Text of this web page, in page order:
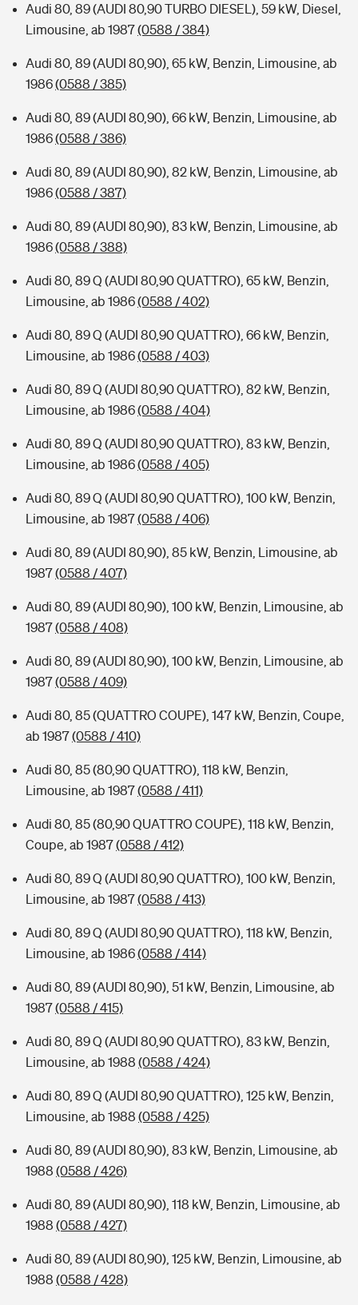
Audi 80, 89 (AUDI 80,90 TURBO DIESEL), 59 kW, Diesel,
Limousine, ab 1987(0588 / 384)
Audi 80, 89 (AUDI 80,90), 65 kW, Benzin, Limousine, ab
1986(0588 / 385)
Audi 80, 89 (AUDI 80,90), 66 kW, Benzin, Limousine, ab
1986(0588 / 386)
Audi 80, 89 (AUDI 80,90), 82 kW, Benzin, Limousine, ab
1986(0588 / 387)
Audi 80, 89 (AUDI 80,90), 83 kW, Benzin, Limousine, ab
1986(0588 / 388)
Audi 80, 89 Q (AUDI 80,90 QUATTRO), 65 kW, Benzin,
Limousine, ab 1986(0588 / 402)
Audi 80, 89 Q (AUDI 80,90 QUATTRO), 66 kW, Benzin,
Limousine, ab 1986(0588 / 403)
Audi 80, 89 Q (AUDI 80,90 QUATTRO), 82 kW, Benzin,
Limousine, ab 1986(0588 / 404)
Audi 80, 89 Q (AUDI 80,90 QUATTRO), 83 kW, Benzin,
Limousine, ab 1986(0588 / 405)
Audi 80, 89 Q (AUDI 80,90 QUATTRO), 100 kW, Benzin,
Limousine, ab 1987(0588 / 406)
Audi 80, 89 (AUDI 80,90), 85 kW, Benzin, Limousine, ab
1987(0588 / 407)
Audi 80, 89 (AUDI 80,90), 100 kW, Benzin, Limousine, ab
1987(0588 / 408)
Audi 80, 89 (AUDI 80,90), 100 kW, Benzin, Limousine, ab
1987(0588 / 409)
Audi 80, 85 (QUATTRO COUPE), 147 kW, Benzin, Coupe,
ab 1987(0588 / 410)
Audi 80, 85 (80,90 QUATTRO), 118 kW, Benzin,
Limousine, ab 1987(0588 / 411)
Audi 80, 85 (80,90 QUATTRO COUPE), 118 kW, Benzin,
Coupe, ab 1987(0588 / 412)
Audi 80, 89 Q (AUDI 80,90 QUATTRO), 100 kW, Benzin,
Limousine, ab 1987(0588 / 413)
Audi 80, 89 Q (AUDI 80,90 QUATTRO), 118 kW, Benzin,
Limousine, ab 1986(0588 / 414)
Audi 80, 89 (AUDI 80,90), 51 kW, Benzin, Limousine, ab
1987(0588 / 415)
Audi 80, 89 Q (AUDI 80,90 QUATTRO), 83 kW, Benzin,
Limousine, ab 1988 (0588 / 424)
Audi 80, 89 Q (AUDI 80,90 QUATTRO), 125 kW, Benzin,
Limousine, ab 1988 (0588 / 425)
Audi 80, 89 (AUDI 80,90), 83 kW, Benzin, Limousine, ab
1988 (0588 / 426)
Audi 80, 89 (AUDI 80,90), 118 kW, Benzin, Limousine, ab
1988 (0588 / 427)
Audi 80, 89 (AUDI 80,90), 125 kW, Benzin, Limousine, ab
1988 (0588 / 428)